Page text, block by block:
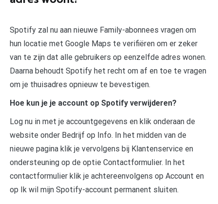
Spotify zal nu aan nieuwe Family-abonnees vragen om
hun locatie met Google Maps te verifiëren om er zeker
van te zijn dat alle gebruikers op eenzelfde adres wonen.
Daarna behoudt Spotify het recht om af en toe te vragen
om je thuisadres opnieuw te bevestigen.
Hoe kun je je account op Spotify verwijderen?
Log nu in met je accountgegevens en klik onderaan de
website onder Bedrijf op Info. In het midden van de
nieuwe pagina klik je vervolgens bij Klantenservice en
ondersteuning op de optie Contactformulier. In het
contactformulier klik je achtereenvolgens op Account en
op Ik wil mijn Spotify-account permanent sluiten.